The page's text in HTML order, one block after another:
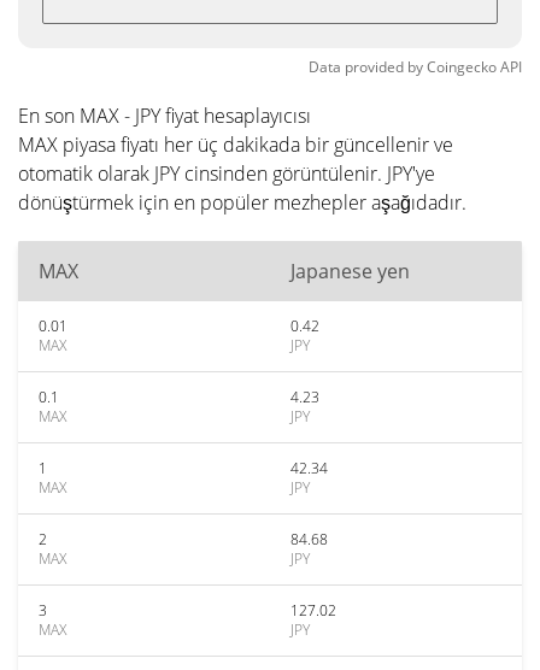
Data provided byCoingeckoAPI
En son MAX - JPY fiyat hesaplayıcısı
MAX piyasa fiyatı her üç dakikada bir güncellenir ve
otomatik olarak JPY cinsinden görüntülenir. JPY'ye
dönüştürmek için en popüler mezhepler aşağıdadır.
MAX Japanese yen
0.01
MAX
0.42
JPY
0.1
MAX
4.23
JPY
1
MAX
42.34
JPY
2
MAX
84.68
JPY
3
MAX
127.02
JPY